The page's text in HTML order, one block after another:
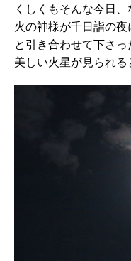
くしくもそんな今日、
火の神様が千日詣の
と引き合わせて下さっ
美しい火星が見られる